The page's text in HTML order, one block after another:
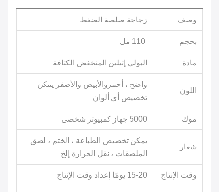
وصف زجاجة صلصة الضغط
بحجم
البولي إثيلين المنخفض الكثافة
واضح ، أحمر
والأبيض والأصفر يمكن
تخصيص أي ألوان
5000 جهاز كمبيوتر شخصى
شعار
يمكن تخصيص الطباعة ، الختم ، لصق
الملصقات ، نقل الحرارة إلخ
وقت الإنتاج 15-20 يومًا إعداد وقت الإنتاج